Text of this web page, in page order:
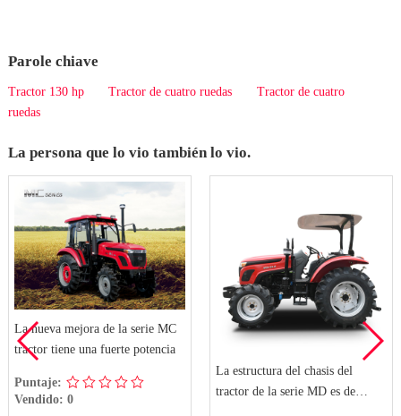
Parole chiave
Tractor 130 hp Tractor de cuatro ruedas
Tractor de cuatro
ruedas
La persona que lo vio también lo vio.
La nueva mejora de la serie MC
tractor tiene una fuerte potencia
Puntaje:
Vendido: 0
La estructura del chasis del
tractor de la serie MD es de